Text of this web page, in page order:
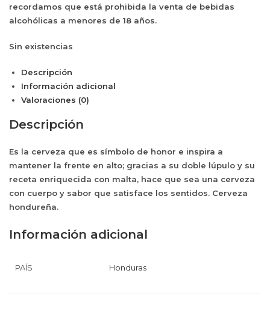
recordamos que está prohibida la venta de bebidas
alcohólicas a menores de 18 años.
Sin existencias
Descripción
Información adicional
Valoraciones (0)
Descripción
Es la cerveza que es símbolo de honor e inspira a
mantener la frente en alto; gracias a su doble lúpulo y su
receta enriquecida con malta, hace que sea una cerveza
con cuerpo y sabor que satisface los sentidos. Cerveza
hondureña.
Información adicional
PAÍS Honduras